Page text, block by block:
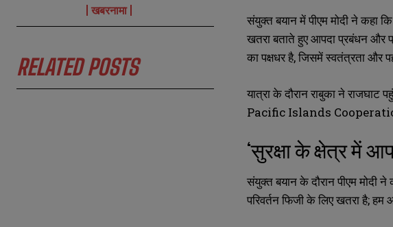
N
a
eE
a
i
lu
e
s
N
a
eE
a
i
lu
e
s
खबरनामा
RELATED POSTS
संयुक्त बयान में पीएम मोदी ने कहा
खतरा बताते हुए आपदा प्रबंधन और
का पक्षधर है,जिसमें स्वतंत्रता और
यात्रा के दौरान राबुका ने राजघाट
Pacific Islands
‘सुरक्षा के क्षेत्र में
संयुक्त बयान के दौरान पीएम मोदी
परिवर्तन फिजी के लिए खतरा है;हम